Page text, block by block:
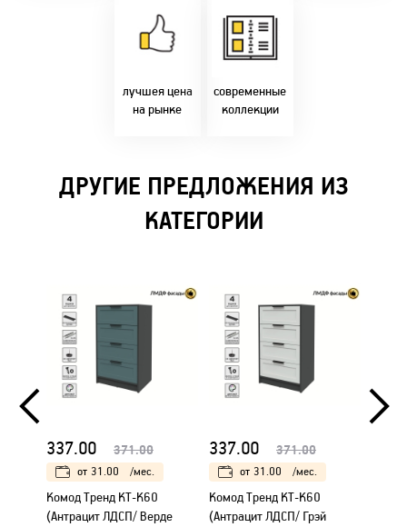
лучшея цена
на рынке
напрямую с
фабрики!
Предлагаем только
современные
коллекции
Идем в ногу с
самыми
современным
стилями и
решениями!
ДРУГИЕ ПРЕДЛОЖЕНИЯ ИЗ
КАТЕГОРИИ
337.00 371.00
от 31.00 /мес.
Kомод Тренд КТ-К60
(Антрацит ЛДСП/ Верде
337.00 371.00
от 31.00 /мес.
Kомод Тренд КТ-К60
(Антрацит ЛДСП/ Грэй